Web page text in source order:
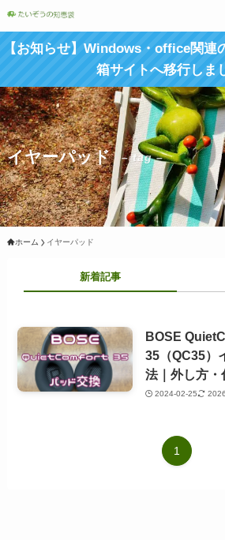
【お知らせ】Windows・office関連
箱サイトへ移行しま
イヤーパッド – tag –
ホーム イヤーパッド
新着記事
BOSE
35（QC35）
法｜外し方・
2024-02-25
1